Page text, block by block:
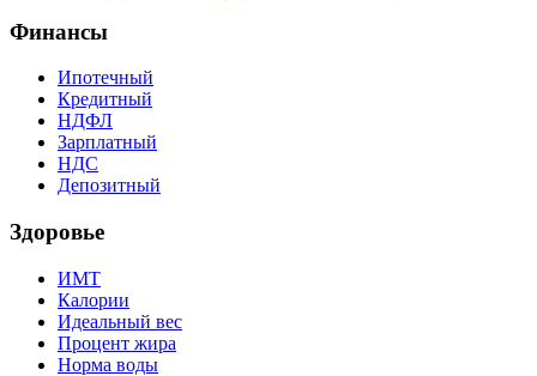
Финансы
Ипотечный
Кредитный
НДФЛ
Зарплатный
НДС
Депозитный
Здоровье
ИМТ
Калории
Идеальный вес
Процент жира
Норма воды